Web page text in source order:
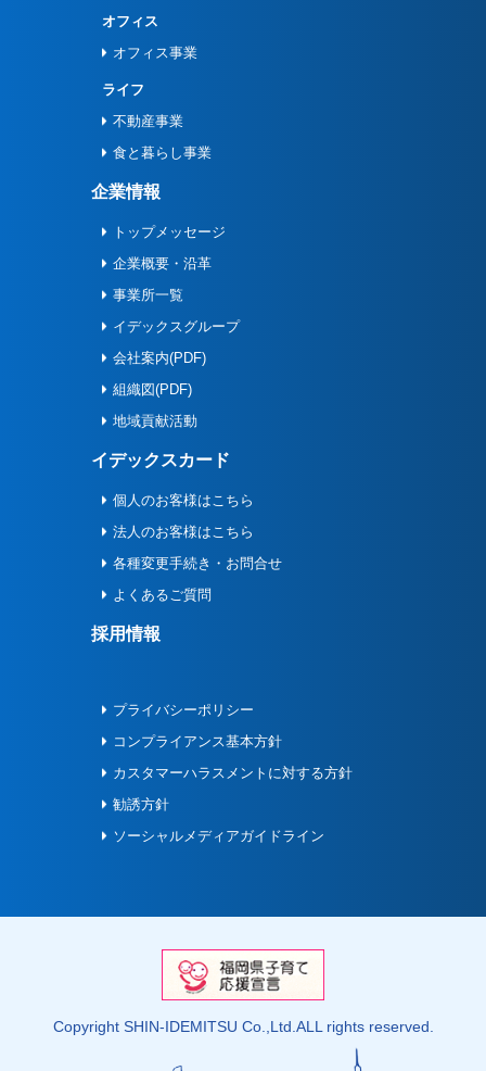
オフィス
オフィス事業
ライフ
不動産事業
食と暮らし事業
企業情報
トップメッセージ
企業概要・沿革
事業所一覧
イデックスグループ
会社案内(PDF)
組織図(PDF)
地域貢献活動
イデックスカード
個人のお客様はこちら
法人のお客様はこちら
各種変更手続き・お問合せ
よくあるご質問
採用情報
プライバシーポリシー
コンプライアンス基本方針
カスタマーハラスメントに対する方針
勧誘方針
ソーシャルメディアガイドライン
Copyright SHIN-IDEMITSU Co.,Ltd.ALL rights reserved.